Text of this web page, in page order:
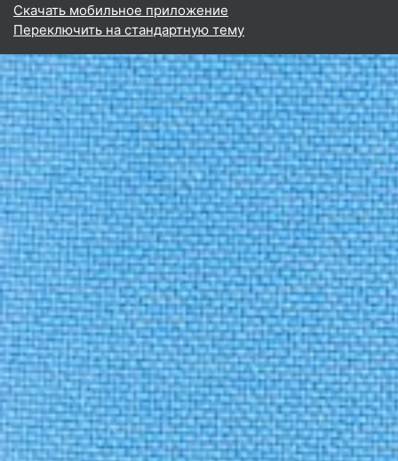
Скачать мобильное приложение
Переключить на стандартную тему